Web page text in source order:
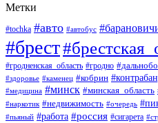
Метки
#tochka #авто #автобус
#брест
#гродненская_область #гродно
#здоровье #каменец #кобрин
#медицина #минск #минская_область
#наркотик #недвижимость #очередь
#пьяный #работа #россия #сигарета